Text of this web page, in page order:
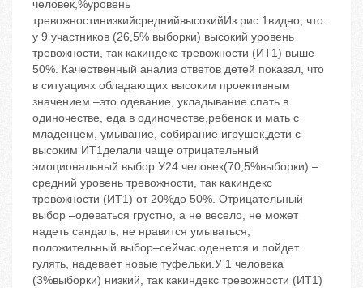
человек,%уровень
тревожностинизкийсреднийвысокийИз рис.1видно, что:
у 9 участников (26,5% выборки) высокий уровень
тревожности, так какиндекс тревожности (ИТ1) выше
50%. Качественный анализ ответов детей показал, что
в ситуациях обладающих высоким проективным
значением –это одевание, укладывание спать в
одиночестве, еда в одиночестве,ребенок и мать с
младенцем, умывание, собирание игрушек,дети с
высоким ИТ1делали чаще отрицательный
эмоциональный выбор.У24 человек(70,5%выборки) –
средний уровень тревожности, так какиндекс
тревожности (ИТ1) от 20%до 50%. Отрицательный
выбор –одеваться грустно, а не весело, не может
надеть сандаль, не нравится умываться;
положительный выбор–сейчас оденется и пойдет
гулять, надевает новые туфельки.У 1 человека
(3%выборки) низкий, так какиндекс тревожности (ИТ1)